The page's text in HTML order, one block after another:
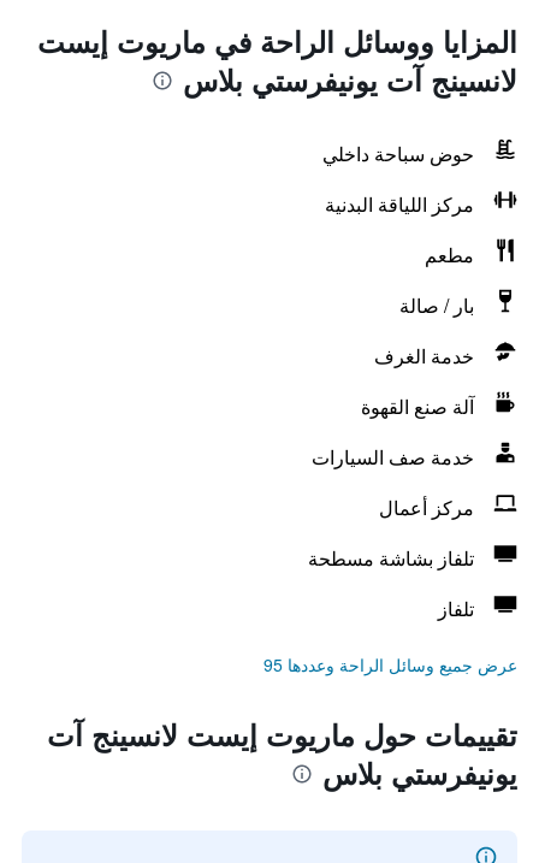
المزايا ووسائل الراحة في ماريوت إيست
لانسينج آت يونيفرستي بلاس
حوض سباحة داخلي
مركز اللياقة البدنية
مطعم
بار / صالة
خدمة الغرف
آلة صنع القهوة
خدمة صف السيارات
مركز أعمال
تلفاز بشاشة مسطحة
تلفاز
عرض جميع وسائل الراحة وعددها 95
تقييمات حول ماريوت إيست لانسينج آت
يونيفرستي بلاس